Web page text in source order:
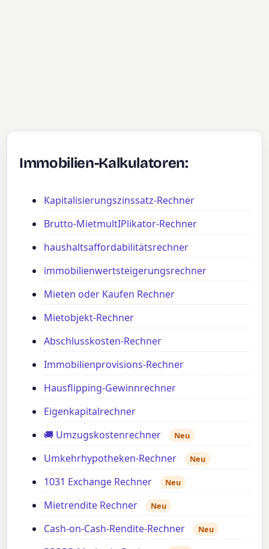
Immobilien-Kalkulatoren:
Kapitalisierungszinssatz-Rechner
Brutto-MietmultIPlikator-Rechner
haushaltsaffordabilitätsrechner
immobilienwertsteigerungsrechner
Mieten oder Kaufen Rechner
Mietobjekt-Rechner
Abschlusskosten-Rechner
Immobilienprovisions-Rechner
Hausflipping-Gewinnrechner
Eigenkapitalrechner
🚚 Umzugskostenrechner
Neu
Umkehrhypotheken-Rechner Neu
1031 Exchange Rechner Neu
Mietrendite Rechner Neu
Cash-on-Cash-Rendite-Rechner Neu